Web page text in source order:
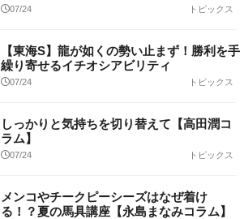
トピックス
07/24
【東海S】龍が如くの勢い止まず！勝利を手
繰り寄せるイチオシアビリティ
トピックス
07/24
しっかりと気持ちを切り替えて【高田潤コ
ラム】
トピックス
07/24
メンコやチークピーシーズはなぜ着け
る！？夏の馬具講座【永島まなみコラム】